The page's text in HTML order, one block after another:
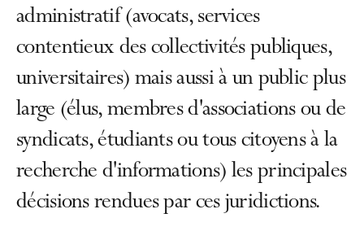
administratif (avocats, services
contentieux des collectivités publiques,
universitaires) mais aussi à un public plus
large (élus, membres d'associations ou de
syndicats, étudiants ou tous citoyens à la
recherche d'informations) les principales
décisions rendues par ces juridictions.